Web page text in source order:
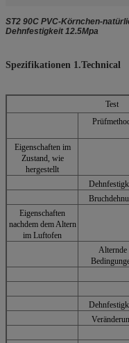
ST2 90C PVC-Körnchen-
Dehnfestigkeit 12.5Mpa
Spezifikationen 1.Technical
Test
Eigenschaften im
Zustand, wie
hergestellt
Eigenschaften
nachdem dem Altern
im Luftofen
Alternde